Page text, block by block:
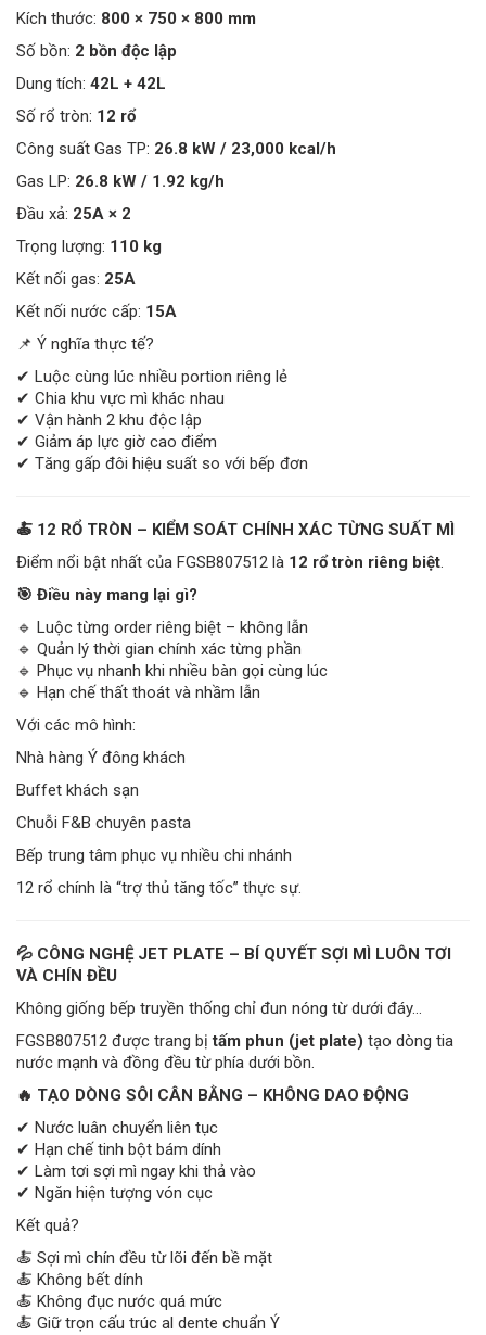
Kích thước: 800 × 750 × 800 mm
Số bồn: 2 bồn độc lập
Dung tích: 42L + 42L
Số rổ tròn: 12 rổ
Công suất Gas TP: 26.8 kW / 23,000 kcal/h
Gas LP: 26.8 kW / 1.92 kg/h
Đầu xả: 25A × 2
Trọng lượng: 110 kg
Kết nối gas: 25A
Kết nối nước cấp: 15A
📌 Ý nghĩa thực tế?
✔ Luộc cùng lúc nhiều portion riêng lẻ
✔ Chia khu vực mì khác nhau
✔ Vận hành 2 khu độc lập
✔ Giảm áp lực giờ cao điểm
✔ Tăng gấp đôi hiệu suất so với bếp đơn
🍝 12 RỔ TRÒN – KIỂM SOÁT CHÍNH XÁC TỪNG SUẤT MÌ
Điểm nổi bật nhất của FGSB807512 là 12 rổ tròn riêng biệt.
🎯 Điều này mang lại gì?
🔹 Luộc từng order riêng biệt – không lẫn
🔹 Quản lý thời gian chính xác từng phần
🔹 Phục vụ nhanh khi nhiều bàn gọi cùng lúc
🔹 Hạn chế thất thoát và nhầm lẫn
Với các mô hình:
Nhà hàng Ý đông khách
Buffet khách sạn
Chuỗi F&B chuyên pasta
Bếp trung tâm phục vụ nhiều chi nhánh
12 rổ chính là “trợ thủ tăng tốc” thực sự.
💦 CÔNG NGHỆ JET PLATE – BÍ QUYẾT SỢI MÌ LUÔN TƠI
VÀ CHÍN ĐỀU
Không giống bếp truyền thống chỉ đun nóng từ dưới đáy…
FGSB807512 được trang bịtấm phun (jet plate) tạo dòng tia
nước mạnh và đồng đều từ phía dưới bồn.
🔥 TẠO DÒNG SÔI CÂN BẰNG – KHÔNG DAO ĐỘNG
✔ Nước luân chuyển liên tục
✔ Hạn chế tinh bột bám dính
✔ Làm tơi sợi mì ngay khi thả vào
✔ Ngăn hiện tượng vón cục
Kết quả?
🍝 Sợi mì chín đều từ lõi đến bề mặt
🍝 Không bết dính
🍝 Không đục nước quá mức
🍝 Giữ trọn cấu trúc al dente chuẩn Ý